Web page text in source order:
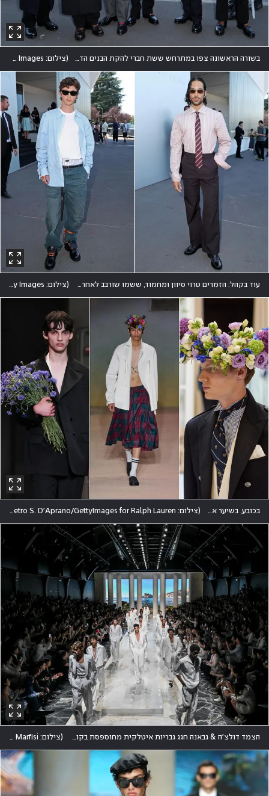
בשורה הראשונה צפו במתרחש ששת חברי להקת הבנים הדרום-קוריאנית Enhypen. מחוץ לאולם נצפו מעריצות אדוקות (צילום: Victor Boyko/Getty Images
עוד בקהל: הזמרים טרוי סיוון ומחמוד, ששמו שורבב לאחרונה לסקנדל התקיפה המינית שבו מעורב המעצב ריקרדו טישי (צילום: Victor Boyko/Getty Images
בכובע, בשיער או כזר: הפרחים כיכבו (צילום: Giovanni Giannoni,Stefania M. D'Alessandro/GettyImages,Pietro S. D'Aprano/GettyImages for Ralph Lauren
הצמד דולצ'ה & גבאנה חגג גבריות איטלקית מחוספסת בקולקציית מחווה לסיציליה עם תמונת סיום שהזכירה חתונה בקיסריה (צילום: AP Photo/Nicola Marfisi